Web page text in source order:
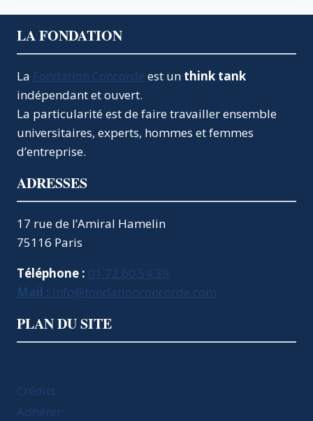
LA FONDATION
La Fondation Concorde est un think tank
indépendant et ouvert.
La particularité est de faire travailler ensemble
universitaires, experts, hommes et femmes
d’entreprise.
ADRESSES
17 rue de l’Amiral Hamelin
75116 Paris
Téléphone : 01.72.60.54.39
Mail : info@fondationconcorde.com
PLAN DU SITE
Crédits
Adhérer